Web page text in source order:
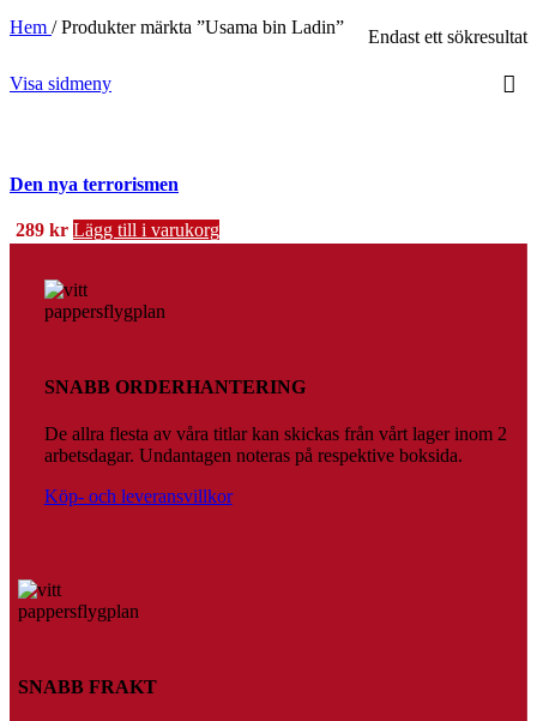
Hem / Produkter märkta ”Usama bin Ladin” Endast ett sökresultat
Visa sidmeny
Den nya terrorismen
289 kr Lägg till i varukorg
SNABB ORDERHANTERING
De allra flesta av våra titlar kan skickas från vårt lager inom 2
arbetsdagar. Undantagen noteras på respektive boksida.
Köp- och leveransvillkor
SNABB FRAKT